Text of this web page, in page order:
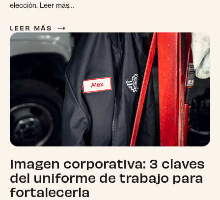
elección. Leer más…
LEER MÁS →
Imagen corporativa: 3 claves
del uniforme de trabajo para
fortalecerla